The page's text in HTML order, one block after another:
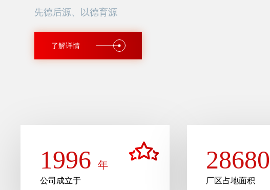
先德后源、以德育源
了解详情
1996 年
公司成立于
28680
厂区占地面积